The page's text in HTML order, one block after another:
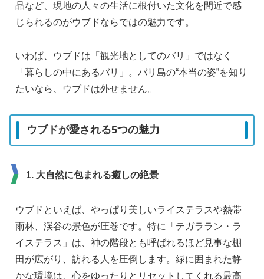
品など、現地の人々の生活に根付いた文化を間近で感
じられるのがウブドならではの魅力です。
いわば、ウブドは「観光地としてのバリ」ではなく
「暮らしの中にあるバリ」。バリ島の“本当の姿”を知り
たいなら、ウブドは外せません。
ウブドが愛される5つの魅力
1. 大自然に包まれる癒しの絶景
ウブドといえば、やっぱり美しいライステラスや熱帯
雨林、渓谷の景色が圧巻です。特に「テガララン・ラ
イステラス」は、神の階段とも呼ばれるほど見事な棚
田が広がり、訪れる人を圧倒します。緑に囲まれた静
かな環境は、心をゆったりとリセットしてくれる最高